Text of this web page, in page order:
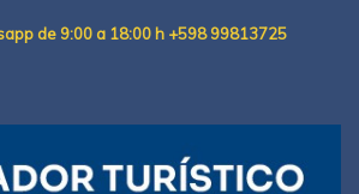
de 9:00 a 18:00 h +598 99813725